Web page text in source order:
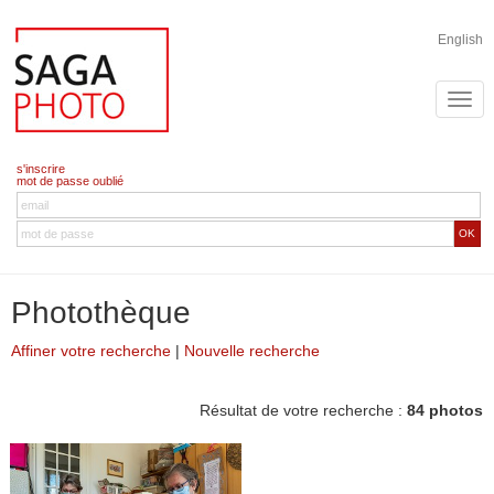
English
s'inscrire
mot de passe oublié
OK
Photothèque
Affiner votre recherche | Nouvelle recherche
Résultat de votre recherche : 84 photos